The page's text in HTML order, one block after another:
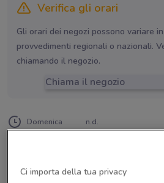
Verifica gli orari
Gli orari dei negozi possono variare
provvedimenti regionali o nazionali.
chiamando il negozio.
Chiama il negozio
Domenica n.d.
Business Class Srl
Ci importa della tua privacy